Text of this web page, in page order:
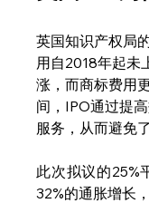
英国知识产权局
用自2018年起未
涨，而商标费用
间，IPO通过提
服务，从而避免
此次拟议的25%
32%的通胀增长